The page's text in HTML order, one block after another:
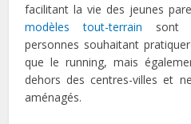
facilitant la vie des jeunes
modèles tout-terrain sont
personnes souhaitant
que le running, mais
dehors des centres-villes et
aménagés.